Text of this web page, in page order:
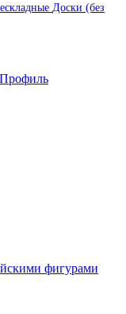
Доски (без
Профиль
фигурами